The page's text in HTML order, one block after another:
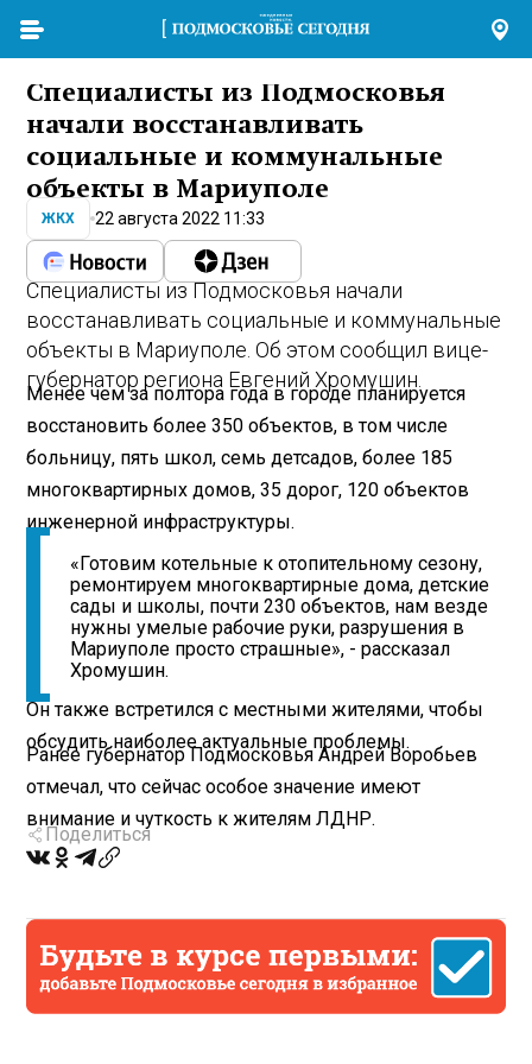
Специалисты из Подмосковья
начали восстанавливать
социальные и коммунальные
объекты в Мариуполе
ЖКХ 22 августа 2022 11:33
Специалисты из Подмосковья начали
восстанавливать социальные и коммунальные
объекты в Мариуполе. Об этом сообщил вице-
губернатор региона Евгений Хромушин.
Менее чем за полтора года в городе планируется
восстановить более 350 объектов, в том числе
больницу, пять школ, семь детсадов, более 185
многоквартирных домов, 35 дорог, 120 объектов
инженерной инфраструктуры.
«Готовим котельные к отопительному сезону,
ремонтируем многоквартирные дома, детские
сады и школы, почти 230 объектов, нам везде
нужны умелые рабочие руки, разрушения в
Мариуполе просто страшные», - рассказал
Хромушин.
Он также встретился с местными жителями, чтобы
обсудить наиболее актуальные проблемы.
Ранее губернатор Подмосковья Андрей Воробьев
отмечал, что сейчас особое значение имеют
внимание и чуткость к жителям ЛДНР.
Поделиться